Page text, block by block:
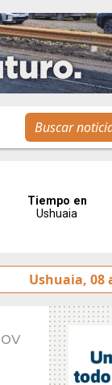
sobre la
Ushuaia, 08